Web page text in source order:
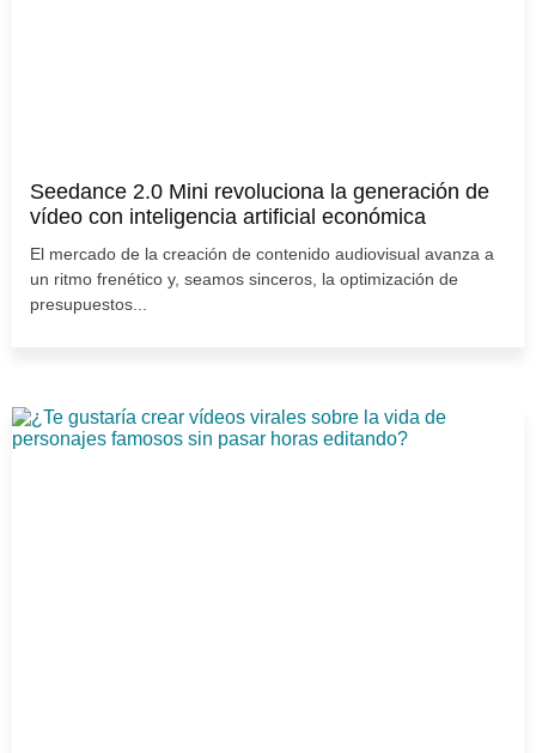
Seedance 2.0 Mini revoluciona la generación de
vídeo con inteligencia artificial económica
El mercado de la creación de contenido audiovisual avanza a
un ritmo frenético y, seamos sinceros, la optimización de
presupuestos...